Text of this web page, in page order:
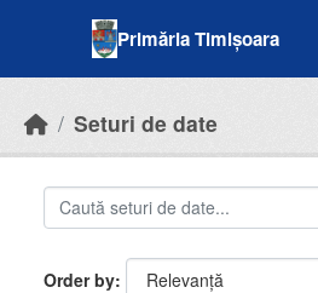
Primăria Timișoara
Seturi de date
Order by